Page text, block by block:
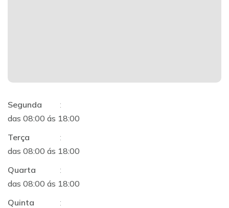
Segunda
:
das 08:00 ás 18:00
Terça
:
das 08:00 ás 18:00
Quarta
:
das 08:00 ás 18:00
Quinta
: